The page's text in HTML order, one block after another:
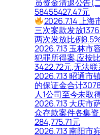
员资金清退公告(
58455427.47元
2026.7.14 上海
三次案款发放
两次发放比例
2026.7.13 玉林市
犯罪所得案,应按
3422.72元,无法
2026.7.13 昭通市
的保证金合计
人1公司至今未取
2026.7.13 大庆市
众存款案件各集
284,775.71元
2026.7.13 南阳市